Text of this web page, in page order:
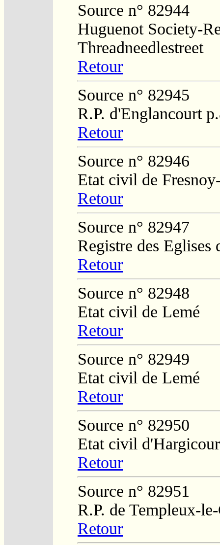
Source n° 82944
Huguenot Society-
Threadneedlestreet
Retour
Source n° 82945
R.P. d'Englancourt
Retour
Source n° 82946
Etat civil de
Retour
Source n° 82947
Registre des Eglises
Retour
Source n° 82948
Etat civil de Lemé
Retour
Source n° 82949
Etat civil de Lemé
Retour
Source n° 82950
Etat civil
Retour
Source n° 82951
R.P. de Templeux-
Retour